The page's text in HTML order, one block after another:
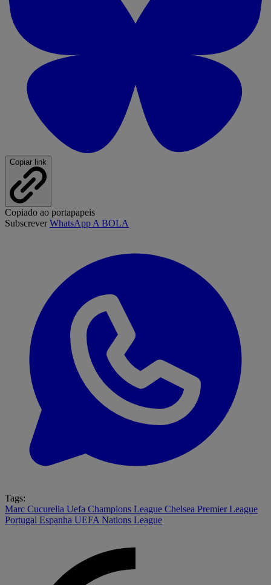
Copiar link
Copiado ao portapapeis
SubscreverWhatsApp A BOLA
Tags:
Marc Cucurella Uefa Champions League Chelsea Premier League
Portugal Espanha UEFA Nations League